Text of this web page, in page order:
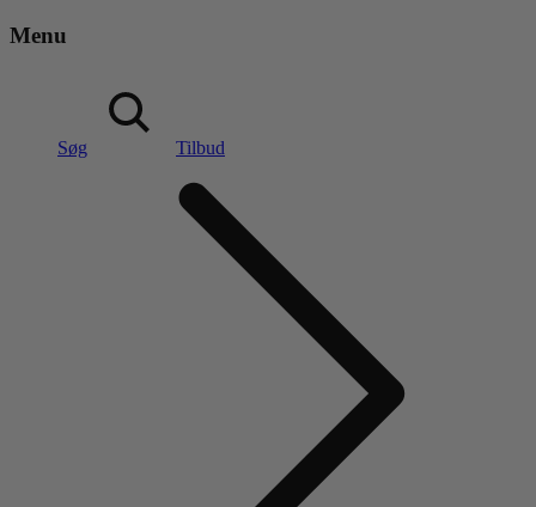
Menu
Søg Tilbud